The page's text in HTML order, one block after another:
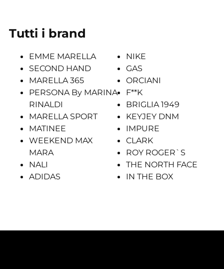
Tutti i brand
EMME MARELLA
SECOND HAND
MARELLA 365
PERSONA By MARINA
RINALDI
MARELLA SPORT
MATINEE
WEEKEND MAX
MARA
NALI
ADIDAS
NIKE
GAS
ORCIANI
F**K
BRIGLIA 1949
KEYJEY DNM
IMPURE
CLARK
ROY ROGER`S
THE NORTH FACE
IN THE BOX